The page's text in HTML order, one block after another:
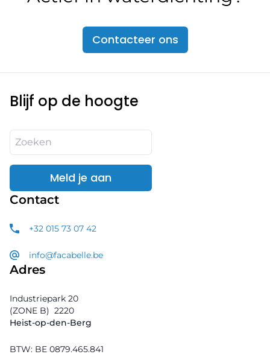
Contacteer ons
Blijf op de hoogte
Meld je aan
Contact
+32 015 73 07 42
info@facabelle.be
Adres
Industriepark 20
(ZONE B) 2220
Heist-op-den-Berg
BTW: BE 0879.465.841